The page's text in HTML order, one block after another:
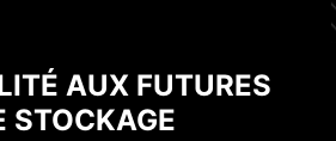
AUX FUTURES
STOCKAGE
provide 60 days free trial of
MSI edition. AIDA64 Extreme
application for system